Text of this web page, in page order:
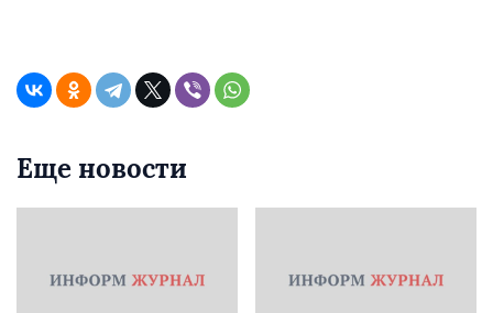
Еще новости